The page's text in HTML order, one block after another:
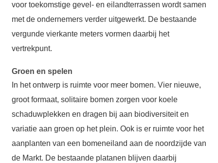
voor toekomstige gevel- en eilandterrassen wordt samen
met de ondernemers verder uitgewerkt. De bestaande
vergunde vierkante meters vormen daarbij het
vertrekpunt.
Groen en spelen
In het ontwerp is ruimte voor meer bomen. Vier nieuwe,
groot formaat, solitaire bomen zorgen voor koele
schaduwplekken en dragen bij aan biodiversiteit en
variatie aan groen op het plein. Ook is er ruimte voor het
aanplanten van een bomeneiland aan de noordzijde van
de Markt. De bestaande platanen blijven daarbij